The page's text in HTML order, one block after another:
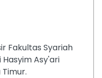
Fakultas Syariah
Hasyim Asy'ari